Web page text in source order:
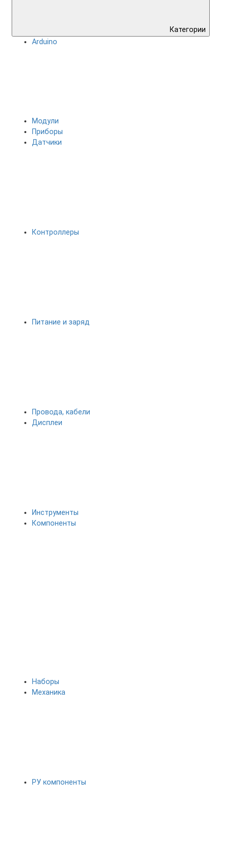
Категории
Arduino
Модули
Приборы
Датчики
Контроллеры
Питание и заряд
Провода, кабели
Дисплеи
Инструменты
Компоненты
Наборы
Механика
РУ компоненты